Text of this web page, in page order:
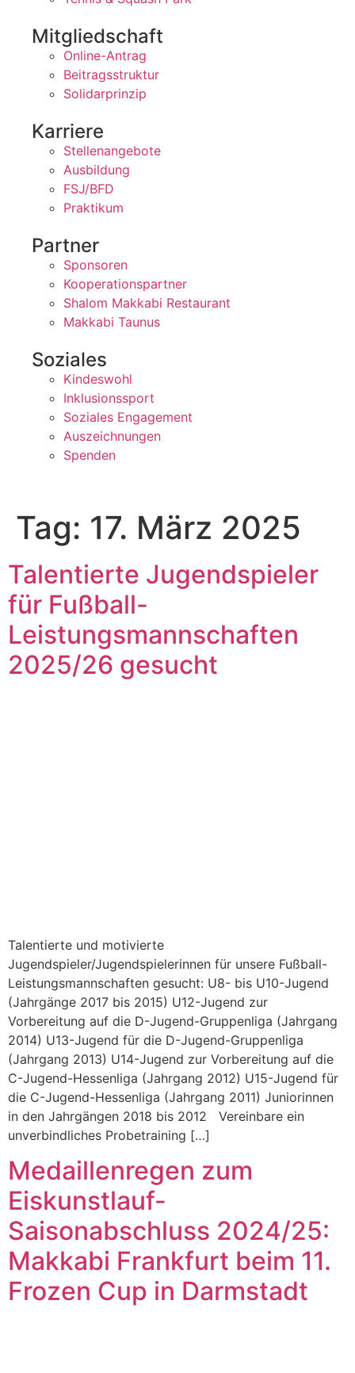
Mitgliedschaft
Online-Antrag
Beitragsstruktur
Solidarprinzip
Karriere
Stellenangebote
Ausbildung
FSJ/BFD
Praktikum
Partner
Sponsoren
Kooperationspartner
Shalom Makkabi Restaurant
Makkabi Taunus
Soziales
Kindeswohl
Inklusionssport
Soziales Engagement
Auszeichnungen
Spenden
Tag: 17. März 2025
Talentierte Jugendspieler
für Fußball-
Leistungsmannschaften
2025/26 gesucht
Talentierte und motivierte
Jugendspieler/Jugendspielerinnen für unsere Fußball-
Leistungsmannschaften gesucht: U8- bis U10-Jugend
(Jahrgänge 2017 bis 2015) U12-Jugend zur
Vorbereitung auf die D-Jugend-Gruppenliga (Jahrgang
2014) U13-Jugend für die D-Jugend-Gruppenliga
(Jahrgang 2013) U14-Jugend zur Vorbereitung auf die
C-Jugend-Hessenliga (Jahrgang 2012) U15-Jugend für
die C-Jugend-Hessenliga (Jahrgang 2011) Juniorinnen
in den Jahrgängen 2018 bis 2012 Vereinbare ein
unverbindliches Probetraining […]
Medaillenregen zum
Eiskunstlauf-
Saisonabschluss 2024/25:
Makkabi Frankfurt beim 11.
Frozen Cup in Darmstadt